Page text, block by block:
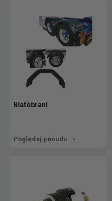
Blatobrani
Pogledaj ponudu